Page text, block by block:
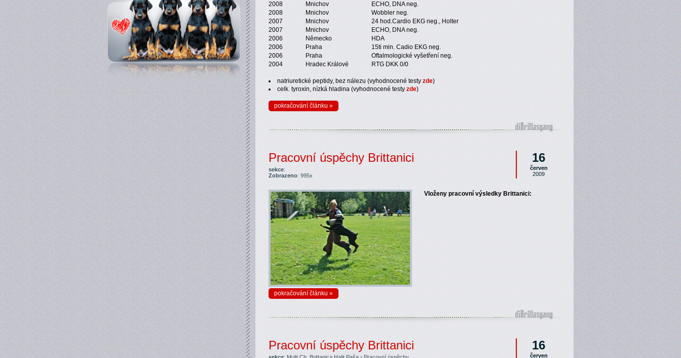
2008
Mnichov
ECHO, DNA neg.
2008
Mnichov
Wobbler neg.
2007
Mnichov
24 hod.Cardio EKG neg., Holter
2007
Mnichov
ECHO, DNA neg.
2006
Německo
HDA
2006
Praha
15ti min. Cadio EKG neg.
2006
Praha
Oftalmologické vyšetření neg.
2004
Hradec Králové RTG DKK 0/0
natriuretické peptidy, bez nálezu (vyhodnocené testy zde)
celk. tyroxin, nízká hladina (vyhodnocené testy zde)
pokračování článku »
16
červen
2009
Pracovní úspěchy Brittanici
sekce:
Zobrazeno: 995x
Vloženy pracovní výsledky Brittanici:
pokračování článku »
16
červen
Pracovní úspěchy Brittanici